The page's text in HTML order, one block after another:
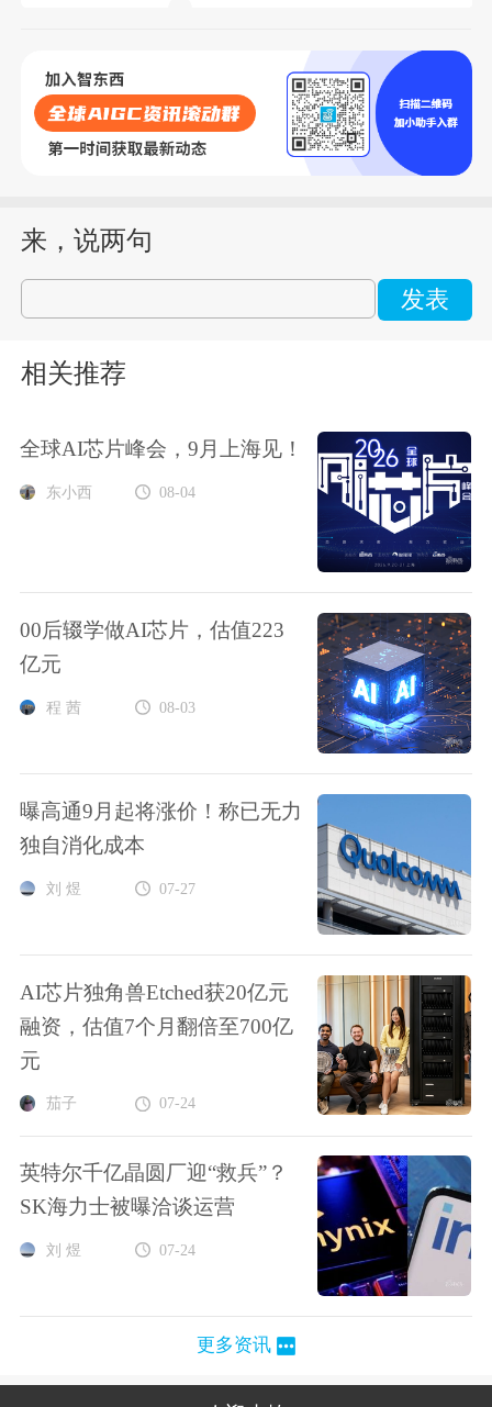
来，说两句
发表
相关推荐
全球AI芯片峰会，9月上海见！
东小西 08-04
00后辍学做AI芯片，估值223
亿元
程 茜 08-03
曝高通9月起将涨价！称已无力
独自消化成本
刘 煜 07-27
AI芯片独角兽Etched获20亿元
融资，估值7个月翻倍至700亿
元
茄子 07-24
英特尔千亿晶圆厂迎“救兵”？
SK海力士被曝洽谈运营
刘 煜 07-24
更多资讯